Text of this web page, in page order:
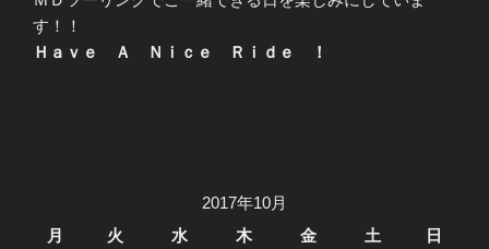
す！！
Ｈａｖｅ Ａ Ｎｉｃｅ Ｒｉｄｅ ！
2017年10月
月
火 水 木 金 土 日